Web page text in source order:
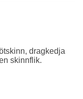
dragkedja
skinnflik.